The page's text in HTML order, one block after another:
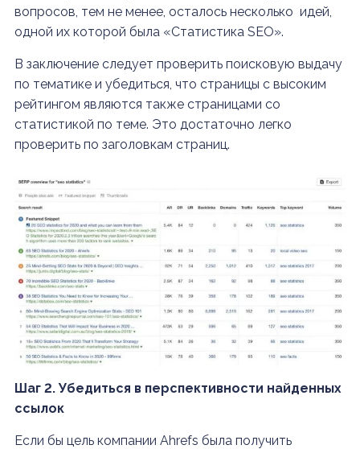
вопросов, тем не менее, осталось несколько идей,
одной их которой была «Статистика SEO».
В заключение следует проверить поисковую выдачу
по тематике и убедиться, что страницы с высоким
рейтингом являются также страницами со
статистикой по теме. Это достаточно легко
проверить по заголовкам страниц.
Шаг 2. Убедиться в перспективности найденных
ссылок
Если бы цель компании Ahrefs была получить